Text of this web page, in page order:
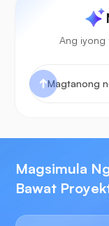
Ang iyong
Magsimula
Bawat